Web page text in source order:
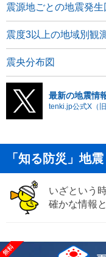
震源地ごとの地震発生
震度3以上の地域別観
震央分布図
最新の地震情
tenki.jp公式X（
「知る防災」地震
いざという
確かな情報